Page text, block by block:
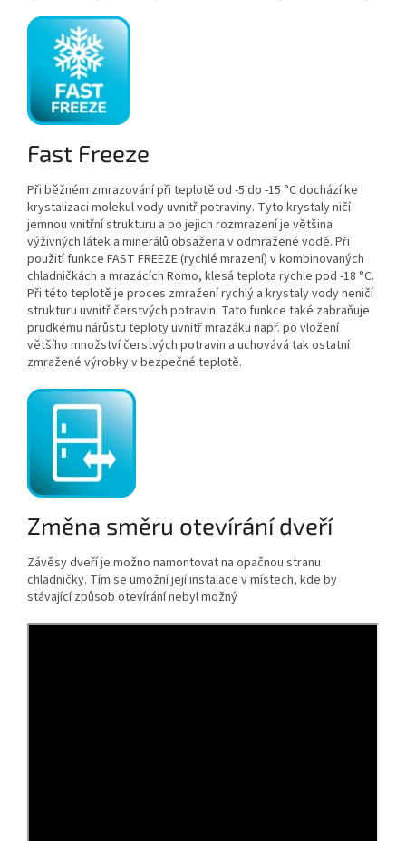
Fast Freeze
Při běžném zmrazování při teplotě od -5 do -15 °C dochází ke
krystalizaci molekul vody uvnitř potraviny. Tyto krystaly ničí
jemnou vnitřní strukturu a po jejich rozmrazení je většina
výživných látek a minerálů obsažena v odmražené vodě. Při
použití funkce FAST FREEZE (rychlé mrazení) v kombinovaných
chladničkách a mrazácích Romo, klesá teplota rychle pod -18 °C.
Při této teplotě je proces zmražení rychlý a krystaly vody neničí
strukturu uvnitř čerstvých potravin. Tato funkce také zabraňuje
prudkému nárůstu teploty uvnitř mrazáku např. po vložení
většího množství čerstvých potravin a uchovává tak ostatní
zmražené výrobky v bezpečné teplotě.
Změna směru otevírání dveří
Závěsy dveří je možno namontovat na opačnou stranu
chladničky. Tím se umožní její instalace v místech, kde by
stávající způsob otevírání nebyl možný